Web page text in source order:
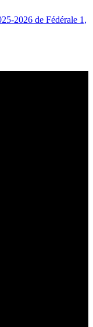
2026 de Fédérale 1,